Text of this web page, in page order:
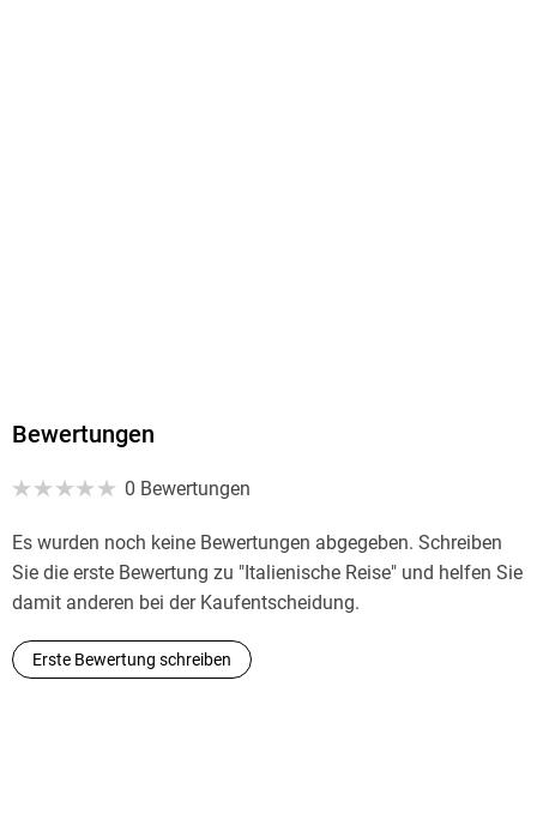
Bewertungen
0 Bewertungen
Es wurden noch keine Bewertungen abgegeben. Schreiben
Sie die erste Bewertung zu "Italienische Reise" und helfen Sie
damit anderen bei der Kaufentscheidung.
Erste Bewertung schreiben